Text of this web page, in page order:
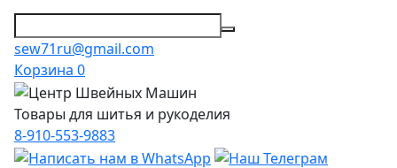
sew71ru@gmail.com
Корзина 0
Товары для шитья и рукоделия
8-910-553-9883